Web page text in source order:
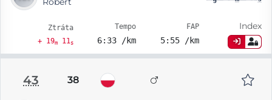
Ztráta
+ 19m11s
Tempo
6:33 /km
FAP
5:55 /km
Index
43 38